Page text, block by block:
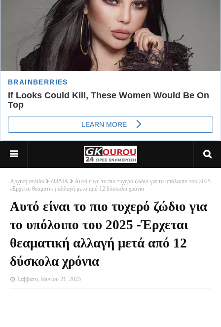
Αρχική σελίδα ΖΩΔΙΑ
Αυτό είναι το πιο τυχερό ζώδιο για το υπόλοιπο του 2025
-Έρχεται θεαματική αλλαγή μετά από 12 δύσκολα χρόνια
Αυτό είναι το πιο τυχερό ζώδιο για
το υπόλοιπο του 2025 -Έρχεται
θεαματική αλλαγή μετά από 12
δύσκολα χρόνια
Σάββατο, Ιουνίου 21, 2025